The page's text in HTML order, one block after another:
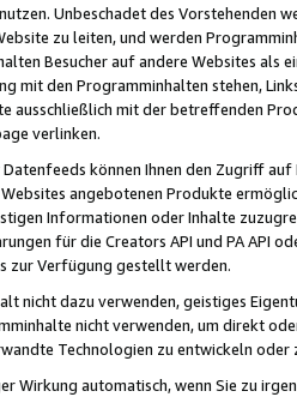
Unbeschadet des Vorstehenden
zu leiten, und werden
Besucher auf andere Websites als
mit den Programminhalten stehen,
ausschließlich mit der betreffenden
verlinken.
Datenfeeds können Ihnen den Zugriff
angebotenen Produkte
Informationen oder Inhalte
für die Creators API und PA API
zur Verfügung gestellt werden.
nicht dazu verwenden, geistiges
nicht verwenden, um direkt
Technologien zu entwickeln
Wirkung automatisch, wenn Sie zu